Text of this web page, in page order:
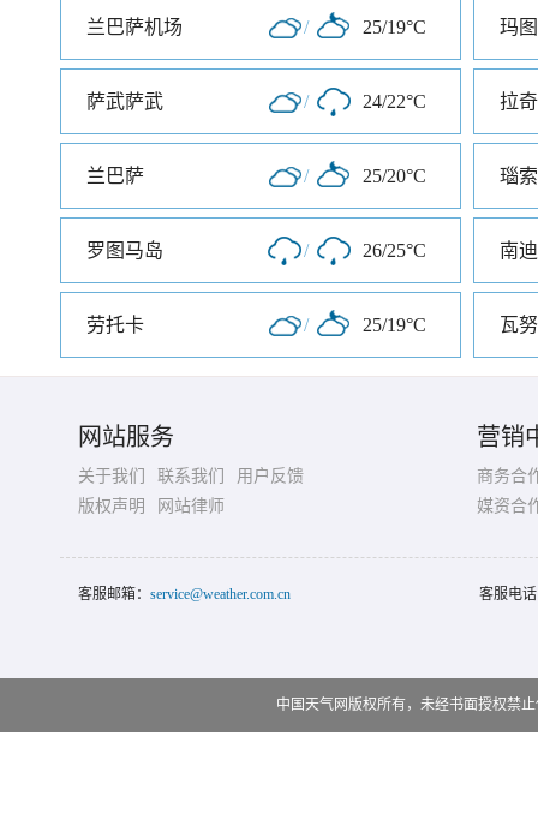
兰巴萨机场 / 25/19°C 玛
萨武萨武 / 24/22°C 拉
兰巴萨 / 25/20°C 瑙
罗图马岛 / 26/25°C 南
劳托卡 / 25/19°C 瓦
网站服务
关于我们 联系我们
用户反馈
版权声明
网站律师
营销
商务合
媒资合
客服邮箱： service@weather.com.cn 客服电
中国天气网版权所有，未经书面授权